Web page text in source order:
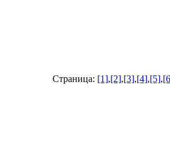
Страница: [1],[2],[3],[4],[5],